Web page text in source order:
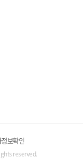
보확인
reserved.